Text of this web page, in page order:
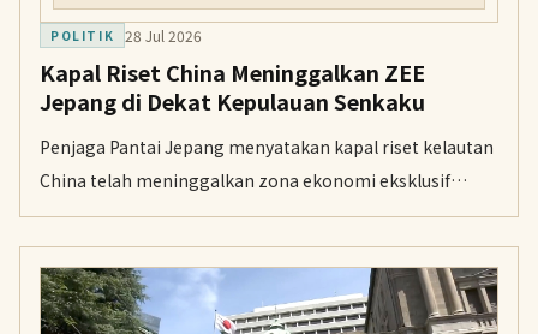
POLITIK 28 Jul 2026
Kapal Riset China Meninggalkan ZEE
Jepang di Dekat Kepulauan Senkaku
Penjaga Pantai Jepang menyatakan kapal riset kelautan
China telah meninggalkan zona ekonomi eksklusif
Jepang di sekitar Kepulauan Senkaku setelah beroperasi
tanpa izin. Ini kedelapan kalinya sejak 30 Maret kapal
serupa terdeteksi di kawasan tersebut.